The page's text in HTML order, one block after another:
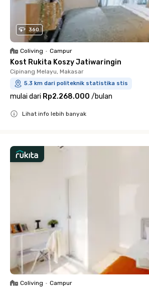
360
Coliving • Campur
Kost Rukita Koszy Jatiwaringin
Cipinang Melayu, Makasar
5.3 km dari politeknik statistika stis
mulai dari Rp2.268.000 /bulan
Lihat info lebih banyak
Coliving • Campur